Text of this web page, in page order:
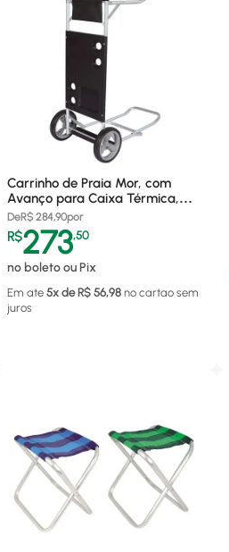
Carrinho de Praia Mor, com
Avanço para Caixa Térmica,
Preto - 2596
DeR$ 284,90por
R$273,50
no boleto ou Pix
Em ate 5x de R$ 56,98 no cartao sem
juros